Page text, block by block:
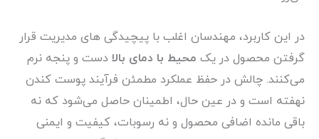
در این کاربرد، مهندسان اغلب با پیچیدگی های مدیریت قرار
گرفتن محصول در یک محیط با دمای بالا دست و پنجه نرم
می‌کنند. چالش در حفظ عملکرد مطمئن فرآیند پوست کندن
نهفته است و در عین حال، اطمینان حاصل می‌شود که نه
باقی مانده اضافی محصول و نه رسوبات، کیفیت و ایمنی